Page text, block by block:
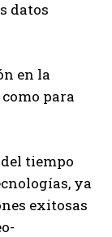
datos
en la
para
tiempo
ya
exitosas